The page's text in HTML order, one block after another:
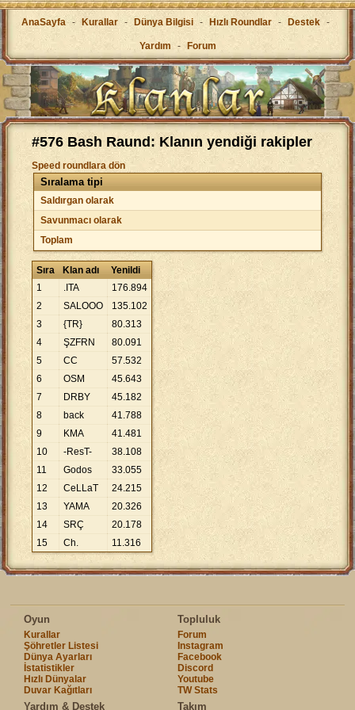
AnaSayfa - Kurallar - Dünya Bilgisi - Hızlı Roundlar - Destek -
Yardım - Forum
#576 Bash Raund: Klanın yendiği rakipler
Speed roundlara dön
Sıralama tipi
Saldırgan olarak
Savunmacı olarak
Toplam
Sıra Klan adı
Yenildi
1
.ITA 176.894
2
SALOOO 135.102
3
{TR} 80.313
4
ŞZFRN 80.091
5
CC 57.532
6
OSM 45.643
7
DRBY 45.182
8
back 41.788
9
KMA 41.481
10
-ResT- 38.108
11
Godos 33.055
12
CeLLaT 24.215
13
YAMA 20.326
14
SRÇ 20.178
15
Ch. 11.316
Oyun
Kurallar
Şöhretler Listesi
Dünya Ayarları
İstatistikler
Hızlı Dünyalar
Duvar Kağıtları
Topluluk
Forum
Instagram
Facebook
Discord
Youtube
TW Stats
Yardım & Destek Takım